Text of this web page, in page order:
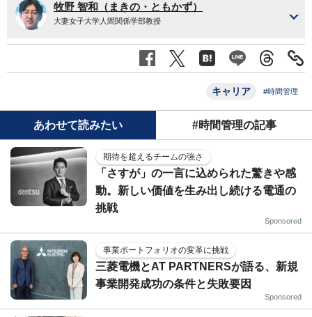
牧野 智和（まきの・ともかず）
大妻女子大学人間関係学部教授
キャリア #時間管理
あわせて読みたい #時間管理の記事
期待を超えるチームの強さ
「さすが」の一言に込められた驚きや感
動。新しい価値を生み出し続ける電通の
挑戦
Sponsored
事業ポートフォリオの変革に挑戦
三菱電機とAT PARTNERSが語る、新規
事業開発成功の条件と失敗要因
Sponsored